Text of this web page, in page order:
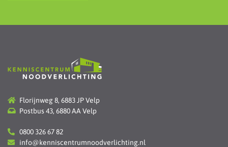
Florijnweg 8, 6883 JP Velp
Postbus 43, 6880 AA Velp
0800 326 67 82
info@kenniscentrumnoodverlichting.nl